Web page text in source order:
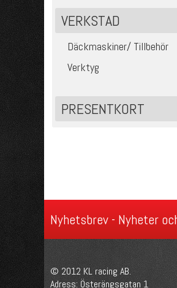
VERKSTAD
Däckmaskiner/ Tillbehör
Verktyg
PRESENTKORT
Nyhetsbrev - Nyheter
© 2012 KL racing AB.
Adress: Österängsgatan 1